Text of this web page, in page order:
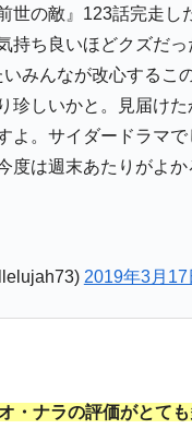
世の敵』123話完走し
持ち良いほどクズだ
みんなが改心するこ
珍しいかと。見届けた
よ。サイダードラマで
度は週末あたりがよか
2019年3月17
・ナラの評価がとて